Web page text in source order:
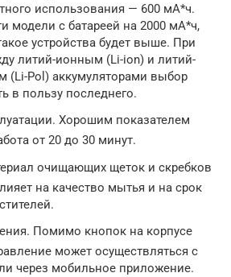
использования — 600 мА*ч.
модели с батареей на 2000 мА*ч,
устройства будет выше. При
литий-ионным (Li-ion) и литий-
(Li-Pol) аккумуляторами выбор
в пользу последнего.
Хорошим показателем
от 20 до 30 минут.
очищающих щеток и скребков
на качество мытья и на срок
Помимо кнопок на корпусе
может осуществляться с
через мобильное приложение.